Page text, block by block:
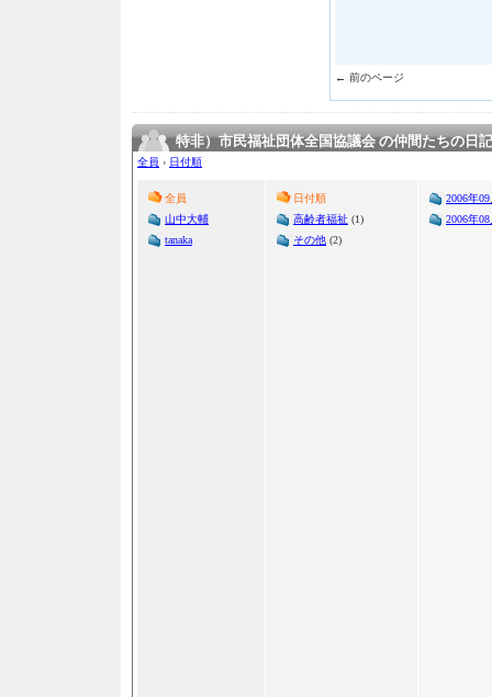
← 前のページ
特非）市民福祉団体全国協議会 の仲間たちの日記
全員 › 日付順
全員
山中大輔
tanaka
日付順
高齢者福祉 (1)
その他 (2)
2006年
2006年